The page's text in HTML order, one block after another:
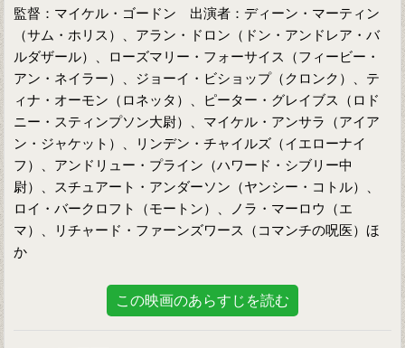
監督：マイケル・ゴードン 出演者：ディーン・マーティン
（サム・ホリス）、アラン・ドロン（ドン・アンドレア・バ
ルダザール）、ローズマリー・フォーサイス（フィービー・
アン・ネイラー）、ジョーイ・ビショップ（クロンク）、テ
ィナ・オーモン（ロネッタ）、ピーター・グレイブス（ロド
ニー・スティンプソン大尉）、マイケル・アンサラ（アイア
ン・ジャケット）、リンデン・チャイルズ（イエローナイ
フ）、アンドリュー・プライン（ハワード・シブリー中
尉）、スチュアート・アンダーソン（ヤンシー・コトル）、
ロイ・バークロフト（モートン）、ノラ・マーロウ（エ
マ）、リチャード・ファーンズワース（コマンチの呪医）ほ
か
この映画のあらすじを読む